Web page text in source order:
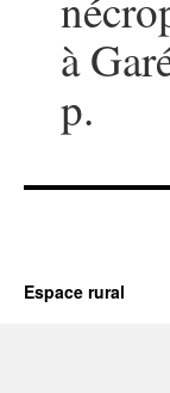
à
p.
Espace rural